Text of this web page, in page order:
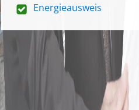
Energieausweis